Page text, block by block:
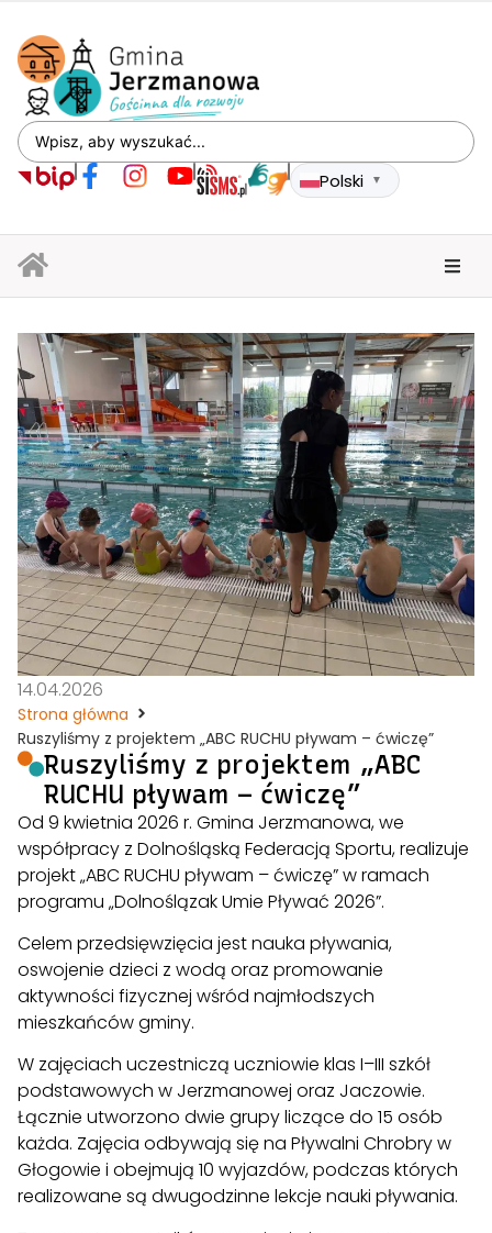
Polski ▼
14.04.2026
Strona główna
Ruszyliśmy z projektem „ABC RUCHU pływam – ćwiczę”
Ruszyliśmy z projektem „ABC
RUCHU pływam – ćwiczę”
Od 9 kwietnia 2026 r. Gmina Jerzmanowa, we
współpracy z Dolnośląską Federacją Sportu, realizuje
projekt „ABC RUCHU pływam – ćwiczę” w ramach
programu „Dolnoślązak Umie Pływać 2026”.
Celem przedsięwzięcia jest nauka pływania,
oswojenie dzieci z wodą oraz promowanie
aktywności fizycznej wśród najmłodszych
mieszkańców gminy.
W zajęciach uczestniczą uczniowie klas I–III szkół
podstawowych w Jerzmanowej oraz Jaczowie.
Łącznie utworzono dwie grupy liczące do 15 osób
każda. Zajęcia odbywają się na Pływalni Chrobry w
Głogowie i obejmują 10 wyjazdów, podczas których
realizowane są dwugodzinne lekcje nauki pływania.